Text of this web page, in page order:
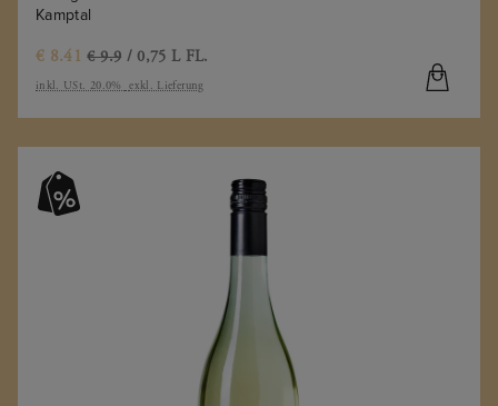
Kamptal
€ 8.41 € 9.9 / 0,75 L FL.
inkl. USt. 20.0% exkl. Lieferung